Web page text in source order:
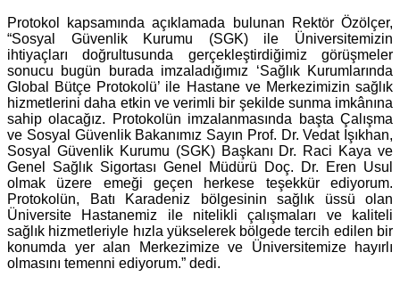
Protokol kapsamında açıklamada bulunan Rektör Özölçer,
“Sosyal Güvenlik Kurumu (SGK) ile Üniversitemizin
ihtiyaçları doğrultusunda gerçekleştirdiğimiz görüşmeler
sonucu bugün burada imzaladığımız ‘Sağlık Kurumlarında
Global Bütçe Protokolü’ ile Hastane ve Merkezimizin sağlık
hizmetlerini daha etkin ve verimli bir şekilde sunma imkânına
sahip olacağız. Protokolün imzalanmasında başta Çalışma
ve Sosyal Güvenlik Bakanımız Sayın Prof. Dr. Vedat Işıkhan,
Sosyal Güvenlik Kurumu (SGK) Başkanı Dr. Raci Kaya ve
Genel Sağlık Sigortası Genel Müdürü Doç. Dr. Eren Usul
olmak üzere emeği geçen herkese teşekkür ediyorum.
Protokolün, Batı Karadeniz bölgesinin sağlık üssü olan
Üniversite Hastanemiz ile nitelikli çalışmaları ve kaliteli
sağlık hizmetleriyle hızla yükselerek bölgede tercih edilen bir
konumda yer alan Merkezimize ve Üniversitemize hayırlı
olmasını temenni ediyorum.” dedi.